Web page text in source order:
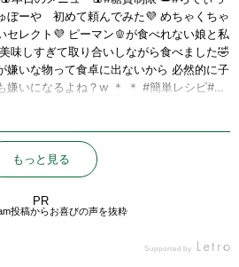
にスーパーで販売してくれたらいいのに💭
は高品質やのに綺麗な形じゃないからって
が下がってしまう野菜達。悲しい世の中
気にすると大事なもの
落とすよーと常日頃思う😌(深っ) #アヒー
ん #ニンジン #ベーコン #厚切りベーコン
菜たっぷり #不揃い野菜 #ふぞろい野菜 #ら
っしゅぼーや #しめじく君 #しめじく #お
ひとりごはん #ずぼら飯 #ズボラ飯 #一口
もの好きな人と繋がりたい #グルメ好きな
ぼーや 初めて頼んでみた💜 めちゃくちゃ
セレクト💜 ピーマン🫑が食べれない娘と私
味しすぎて取り合いしながら食べました🤣
嫌いな物って食卓に出ないから 必然的に子
嫌いになるよね？w ＊ ＊ #簡単レシピ#時
家族ご飯#夫婦ご飯#ダイエットメニュー#
料理#手作り料理#肉料理#野菜#魚料理#簡
理#料理#料理好きの人と繋がりたい#おう
もっと見る
投稿からお喜びの声を抜粋
PR
Supported by